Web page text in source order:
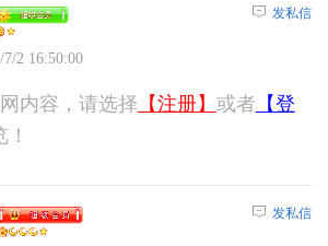
7/2 16:50:00
发私信
内容，请选择 【注册】 或者 【登
发私信